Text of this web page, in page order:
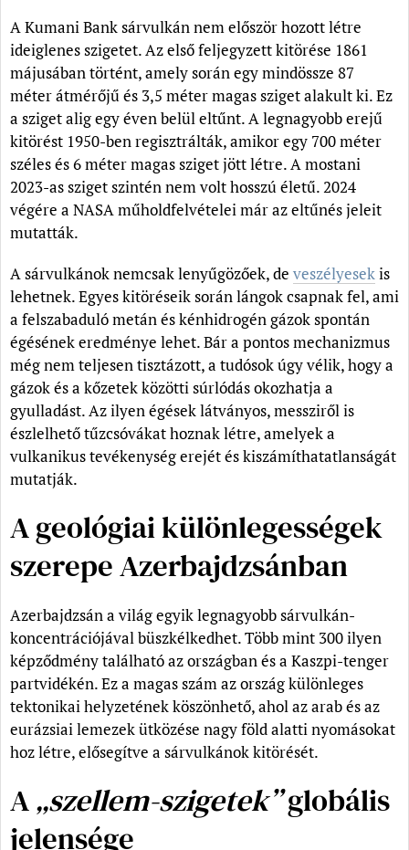
A Kumani Bank sárvulkán nem először hozott létre
ideiglenes szigetet. Az első feljegyzett kitörése 1861
májusában történt, amely során egy mindössze 87
méter átmérőjű és 3,5 méter magas sziget alakult ki. Ez
a sziget alig egy éven belül eltűnt. A legnagyobb erejű
kitörést 1950-ben regisztrálták, amikor egy 700 méter
széles és 6 méter magas sziget jött létre. A mostani
2023-as sziget szintén nem volt hosszú életű. 2024
végére a NASA műholdfelvételei már az eltűnés jeleit
mutatták.
A sárvulkánok nemcsak lenyűgözőek, de veszélyesekis
lehetnek. Egyes kitöréseik során lángok csapnak fel, ami
a felszabaduló metán és kénhidrogén gázok spontán
égésének eredménye lehet. Bár a pontos mechanizmus
még nem teljesen tisztázott, a tudósok úgy vélik, hogy a
gázok és a kőzetek közötti súrlódás okozhatja a
gyulladást. Az ilyen égések látványos, messziről is
észlelhető tűzcsóvákat hoznak létre, amelyek a
vulkanikus tevékenység erejét és kiszámíthatatlanságát
mutatják.
A geológiai különlegességek
szerepe Azerbajdzsánban
Azerbajdzsán a világ egyik legnagyobb sárvulkán-
koncentrációjával büszkélkedhet. Több mint 300 ilyen
képződmény található az országban és a Kaszpi-tenger
partvidékén. Ez a magas szám az ország különleges
tektonikai helyzetének köszönhető, ahol az arab és az
eurázsiai lemezek ütközése nagy föld alatti nyomásokat
hoz létre, elősegítve a sárvulkánok kitörését.
A„szellem-szigetek”globális
jelensége